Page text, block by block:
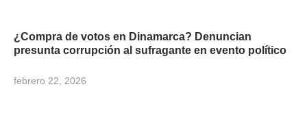
¿Compra de votos en Dinamarca? Denuncian
presunta corrupción al sufragante en evento político
febrero 22, 2026